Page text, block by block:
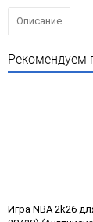
Описание
Рекомендуем
Игра NBA 2k26